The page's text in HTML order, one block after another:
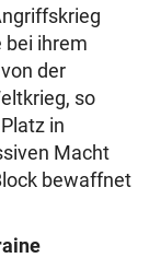
bei ihrem
der
so
in
Macht
bewaffnet